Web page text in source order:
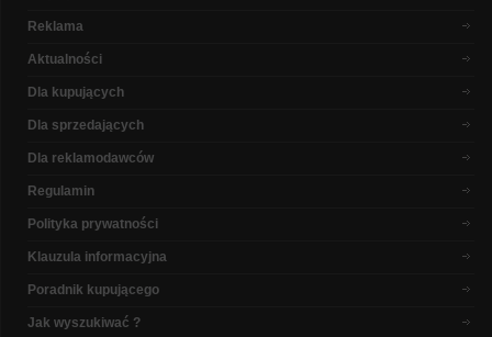
Reklama
Aktualności
Dla kupujących
Dla sprzedających
Dla reklamodawców
Regulamin
Polityka prywatności
Klauzula informacyjna
Poradnik kupującego
Jak wyszukiwać ?